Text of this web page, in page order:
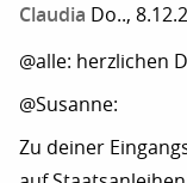
Claudia Do..,
@alle: herzlichen
@Susanne:
Zu deiner